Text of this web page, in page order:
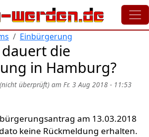
Einbürgerung
die
in Hamburg?
überprüft) am Fr. 3 Aug 2018 - 11:53
am 13.03.2018
keine Rückmeldung erhalten.